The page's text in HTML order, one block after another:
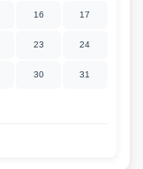
16 17
23 24
30 31